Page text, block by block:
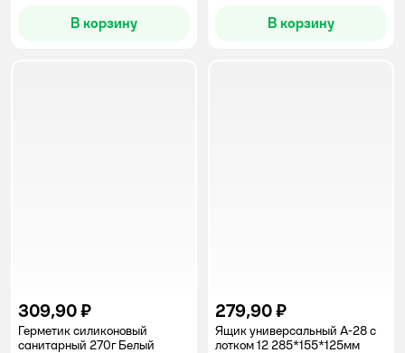
В корзину В корзину
309,90 ₽
Герметик силиконовый
санитарный 270г Белый
279,90 ₽
Ящик универсальный А-28 с
лотком 12 285*155*125мм